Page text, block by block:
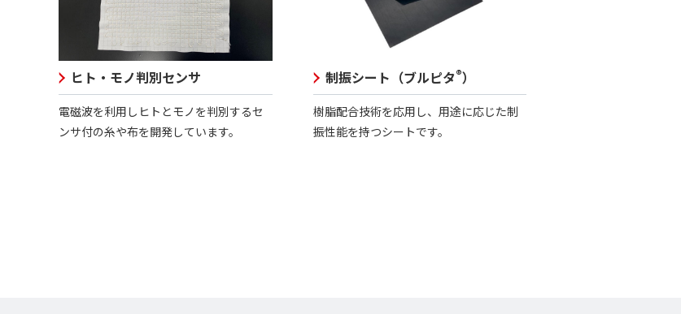
ヒト・モノ判別センサ
電磁波を利用しヒトとモノを判別するセ
ンサ付の糸や布を開発しています。
制振シート（ブルピタ®）
樹脂配合技術を応用し、用途に応じた制
振性能を持つシートです。